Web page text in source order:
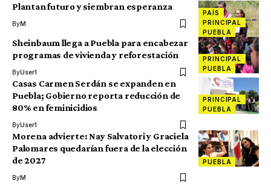
PAÍS
PRINCIPAL
PUEBLA
Plantan futuro y siembran esperanza
ByM
PRINCIPAL
PUEBLA
Sheinbaum llega a Puebla para encabezar
programas de vivienda y reforestación
ByUser1
PRINCIPAL
PUEBLA
Casas Carmen Serdán se expanden en
Puebla; Gobierno reporta reducción de
80% en feminicidios
ByUser1
PUEBLA
Morena advierte: Nay Salvatori y Graciela
Palomares quedarían fuera de la elección
de 2027
ByM